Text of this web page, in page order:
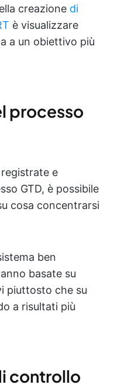
creazione di
è visualizzare
a un obiettivo più
processo
e
GTD, è possibile
cosa concentrarsi
ben
basate su
piuttosto che su
a risultati più
controllo